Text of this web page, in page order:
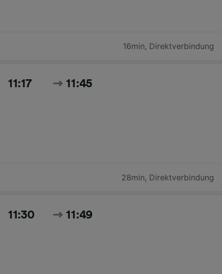
16min, Direktverbindung
11:17 11:45
28min, Direktverbindung
11:30 11:49